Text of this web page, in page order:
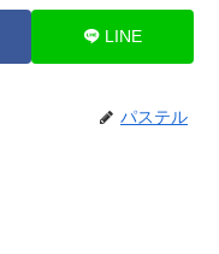
LINE
パステル